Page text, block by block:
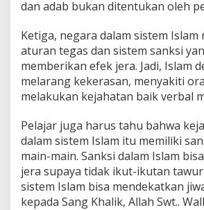
dan adab bukan ditentukan oleh
Ketiga, negara dalam sistem Islam
aturan tegas dan sistem sanksi
memberikan efek jera. Jadi, Islam
melarang kekerasan, menyakiti
melakukan kejahatan baik verbal
Pelajar juga harus tahu bahwa
dalam sistem Islam itu memiliki
main-main. Sanksi dalam Islam
jera supaya tidak ikut-ikutan
sistem Islam bisa mendekatkan
kepada Sang Khalik, Allah Swt..